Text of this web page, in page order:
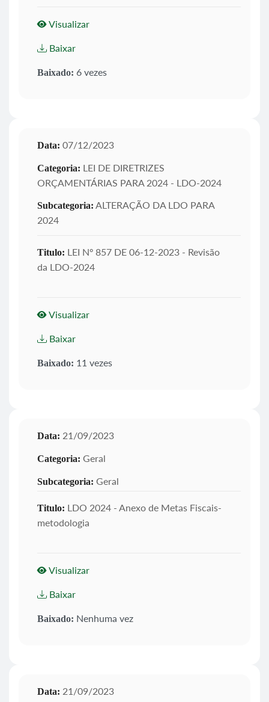
Visualizar
Baixar
Baixado: 6 vezes
Data: 07/12/2023
Categoria: LEI DE DIRETRIZES
ORÇAMENTÁRIAS PARA 2024 - LDO-2024
Subcategoria: ALTERAÇÃO DA LDO PARA
2024
Titulo: LEI Nº 857 DE 06-12-2023 - Revisão
da LDO-2024
Visualizar
Baixar
Baixado: 11 vezes
Data: 21/09/2023
Categoria: Geral
Subcategoria: Geral
Titulo: LDO 2024 - Anexo de Metas Fiscais-
metodologia
Visualizar
Baixar
Baixado: Nenhuma vez
Data: 21/09/2023